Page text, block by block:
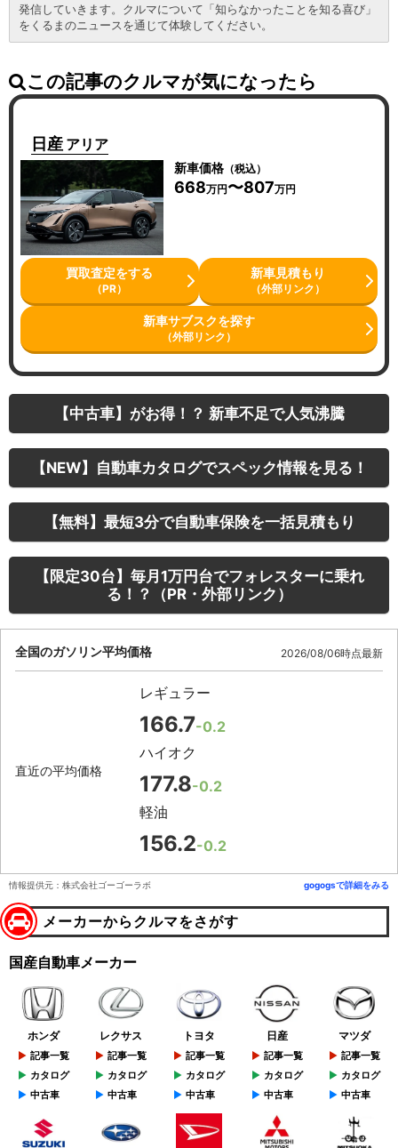
発信していきます。クルマについて「知らなかったことを知る喜び」
をくるまのニュースを通じて体験してください。
この記事のクルマが気になったら
日産 アリア
新車価格（税込）
668万円〜807万円
買取査定をする
（PR）
新車見積もり
（外部リンク）
新車サブスクを探す
（外部リンク）
【中古車】がお得！？ 新車不足で人気沸騰
【NEW】自動車カタログでスペック情報を見る！
【無料】最短3分で自動車保険を一括見積もり
【限定30台】毎月1万円台でフォレスターに乗れ
る！？（PR・外部リンク）
全国のガソリン平均価格 2026/08/06時点最新
直近の平均価格
レギュラー
166.7-0.2
ハイオク
177.8-0.2
軽油
156.2-0.2
情報提供元：株式会社ゴーゴーラボ gogogsで詳細をみる
メーカーからクルマをさがす
国産自動車メーカー
ホンダ
記事一覧
カタログ
中古車
レクサス
記事一覧
カタログ
中古車
トヨタ
記事一覧
カタログ
中古車
日産
記事一覧
カタログ
中古車
マツダ
記事一覧
カタログ
中古車